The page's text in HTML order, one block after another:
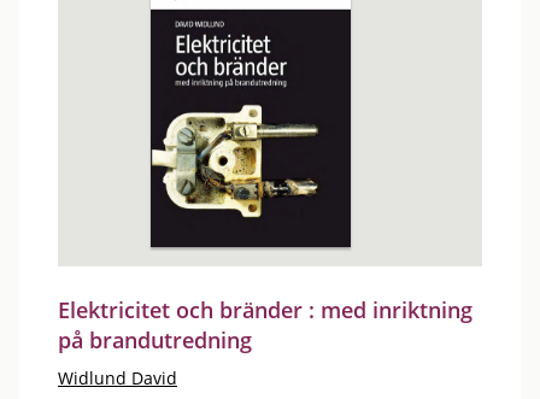
Elektricitet och bränder : med inriktning
på brandutredning
Widlund David